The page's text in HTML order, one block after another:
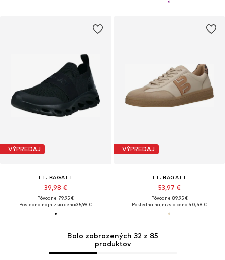
Bolo zobrazených 32 z 85
produktov
VÝPREDAJ
TT. BAGATT
39,98 €
Pôvodne: 79,95 €
Posledná najnižšia cena:35,98 €
VÝPREDAJ
TT. BAGATT
53,97 €
Pôvodne: 89,95 €
Posledná najnižšia cena:40,48 €